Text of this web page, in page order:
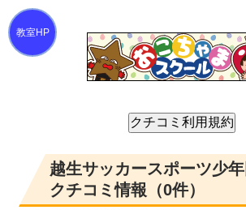
越生サッカースポーツ少
クチコミ情報（0件）